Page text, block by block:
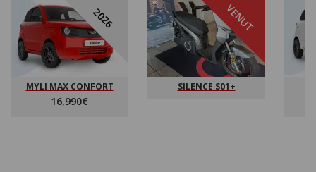
2026
MYLI MAX CONFORT
16,990€
VENUT
SILENCE S01+